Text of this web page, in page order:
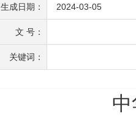
生成日期： 2024-03-05
文 号：
关键词：